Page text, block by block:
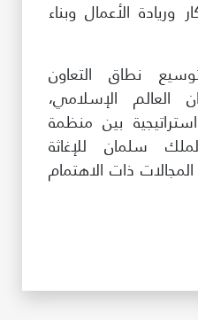
وريادة الأعمال وبناء
نطاق التعاون
العالم الإسلامي،
بين منظمة
سلمان للإغاثة
ذات الاهتمام